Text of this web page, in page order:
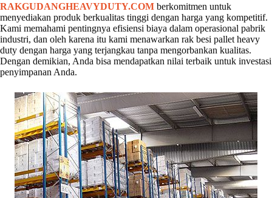
RAKGUDANGHEAVYDUTY.COM berkomitmen untuk
menyediakan produk berkualitas tinggi dengan harga yang kompetitif.
Kami memahami pentingnya efisiensi biaya dalam operasional pabrik
industri, dan oleh karena itu kami menawarkan rak besi pallet heavy
duty dengan harga yang terjangkau tanpa mengorbankan kualitas.
Dengan demikian, Anda bisa mendapatkan nilai terbaik untuk investasi
penyimpanan Anda.